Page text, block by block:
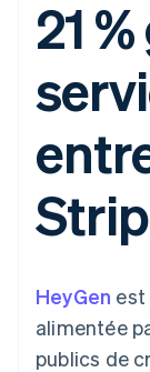
Moyens de
paiement
de 125
Terminal
personne
Acceptation
optimisée
accélérés
Financial
Comptes
21
HeyGen est
alimentée
publics de